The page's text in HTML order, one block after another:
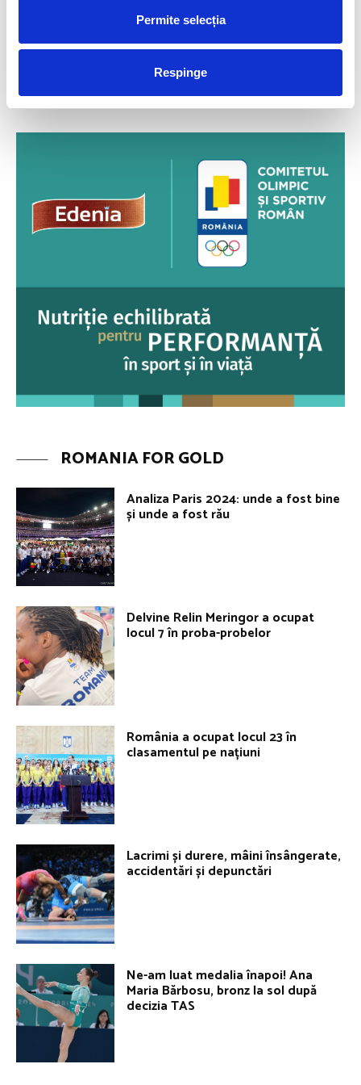
Permite selecția
Respinge
CĂTĂLIN CHIRILĂ – “ÎMI PLACE
GUSTUL SUCCESULUI!”
VLAD STANCU VA ÎNOTA, LA
19 ANI, LA JOCURILE OLIMPICE
DE LA PARIS
FUELLED BY
ROMANIA FOR GOLD
Analiza Paris 2024: unde a fost bine
și unde a fost rău
Delvine Relin Meringor a ocupat
locul 7 în proba-probelor
România a ocupat locul 23 în
clasamentul pe națiuni
Lacrimi și durere, mâini însângerate,
accidentări și depunctări
Ne-am luat medalia înapoi! Ana
Maria Bărbosu, bronz la sol după
decizia TAS